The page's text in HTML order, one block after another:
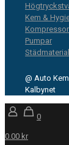
Kem &
Pumpar
Städmaterial
@ Auto
Kalbynet
0
0.00 kr